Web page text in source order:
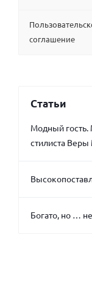
соглашение
Статьи
Модный гость.
стилиста
Богато, но …